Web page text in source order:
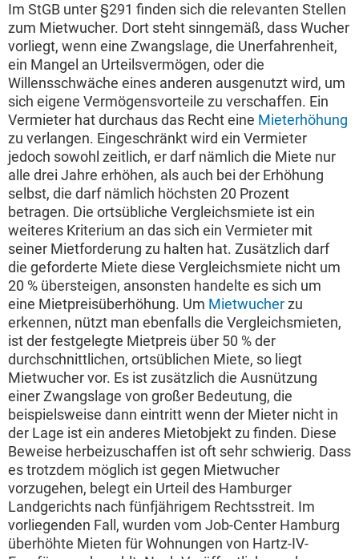
Im StGB unter §291 finden sich die relevanten Stellen
zum Mietwucher. Dort steht sinngemäß, dass Wucher
vorliegt, wenn eine Zwangslage, die Unerfahrenheit,
ein Mangel an Urteilsvermögen, oder die
Willensschwäche eines anderen ausgenutzt wird, um
sich eigene Vermögensvorteile zu verschaffen. Ein
Vermieter hat durchaus das Recht eine Mieterhöhung
zu verlangen. Eingeschränkt wird ein Vermieter
jedoch sowohl zeitlich, er darf nämlich die Miete nur
alle drei Jahre erhöhen, als auch bei der Erhöhung
selbst, die darf nämlich höchsten 20 Prozent
betragen. Die ortsübliche Vergleichsmiete ist ein
weiteres Kriterium an das sich ein Vermieter mit
seiner Mietforderung zu halten hat. Zusätzlich darf
die geforderte Miete diese Vergleichsmiete nicht um
20 % übersteigen, ansonsten handelte es sich um
eine Mietpreisüberhöhung. Um Mietwucherzu
erkennen, nützt man ebenfalls die Vergleichsmieten,
ist der festgelegte Mietpreis über 50 % der
durchschnittlichen, ortsüblichen Miete, so liegt
Mietwucher vor. Es ist zusätzlich die Ausnützung
einer Zwangslage von großer Bedeutung, die
beispielsweise dann eintritt wenn der Mieter nicht in
der Lage ist ein anderes Mietobjekt zu finden. Diese
Beweise herbeizuschaffen ist oft sehr schwierig. Dass
es trotzdem möglich ist gegen Mietwucher
vorzugehen, belegt ein Urteil des Hamburger
Landgerichts nach fünfjährigem Rechtsstreit. Im
vorliegenden Fall, wurden vom Job-Center Hamburg
überhöhte Mieten für Wohnungen von Hartz-IV-